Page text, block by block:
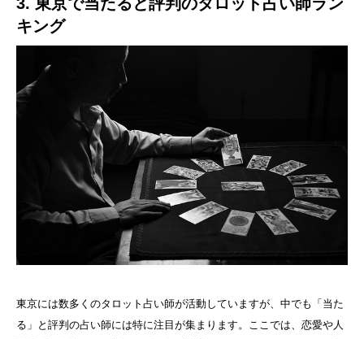
キング
東京には数多くのタロット占い師が活動していますが、中でも「当た
る」と評判の占い師には特に注目が集まります。ここでは、恋愛や人